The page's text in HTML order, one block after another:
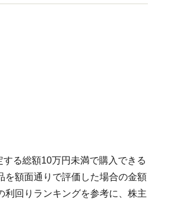
る総額10万円未満で購入できる
を額面通りで評価した場合の金額
利回りランキングを参考に、株主